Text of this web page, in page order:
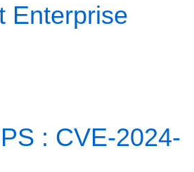
Enterprise
: CVE-2024-